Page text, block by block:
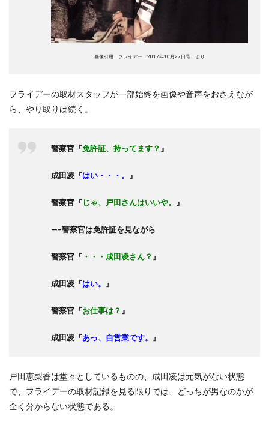
画像引用：フライデー 2017年10月27日号 より
フライデーの取材スタッフが一部始終を画像や音声をおさえなが
ら、やり取りは続く。
警察官『免許証、持ってます？ 』
成田凌『はい・・・。 』
警察官『 じゃ、戸田さんはいいや。 』
—–警察官は免許証を見ながら
警察官『 ・・・成田凌さん？ 』
成田凌『はい。 』
警察官『お仕事は？ 』
成田凌『あっ、自営業です。 』
戸田恵梨香は堂々としているものの、成田凌は元気がない状態
で、フライデーの取材記録を見る限りでは、どっちが男なのかが
全く分からない状態である。